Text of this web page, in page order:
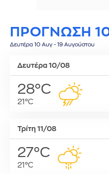
ΠΡΟΓΝΩΣΗ
Δευτέρα 10 Αυγ - 19 Αυγούστου
Δευτέρα 10/08
28°C
21°C
Τρίτη 11/08
27°C
21°C